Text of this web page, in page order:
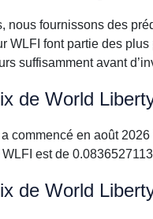
nous fournissons des
WLFI font partie des
suffisamment avant
de World
commencé en août
est de
de World